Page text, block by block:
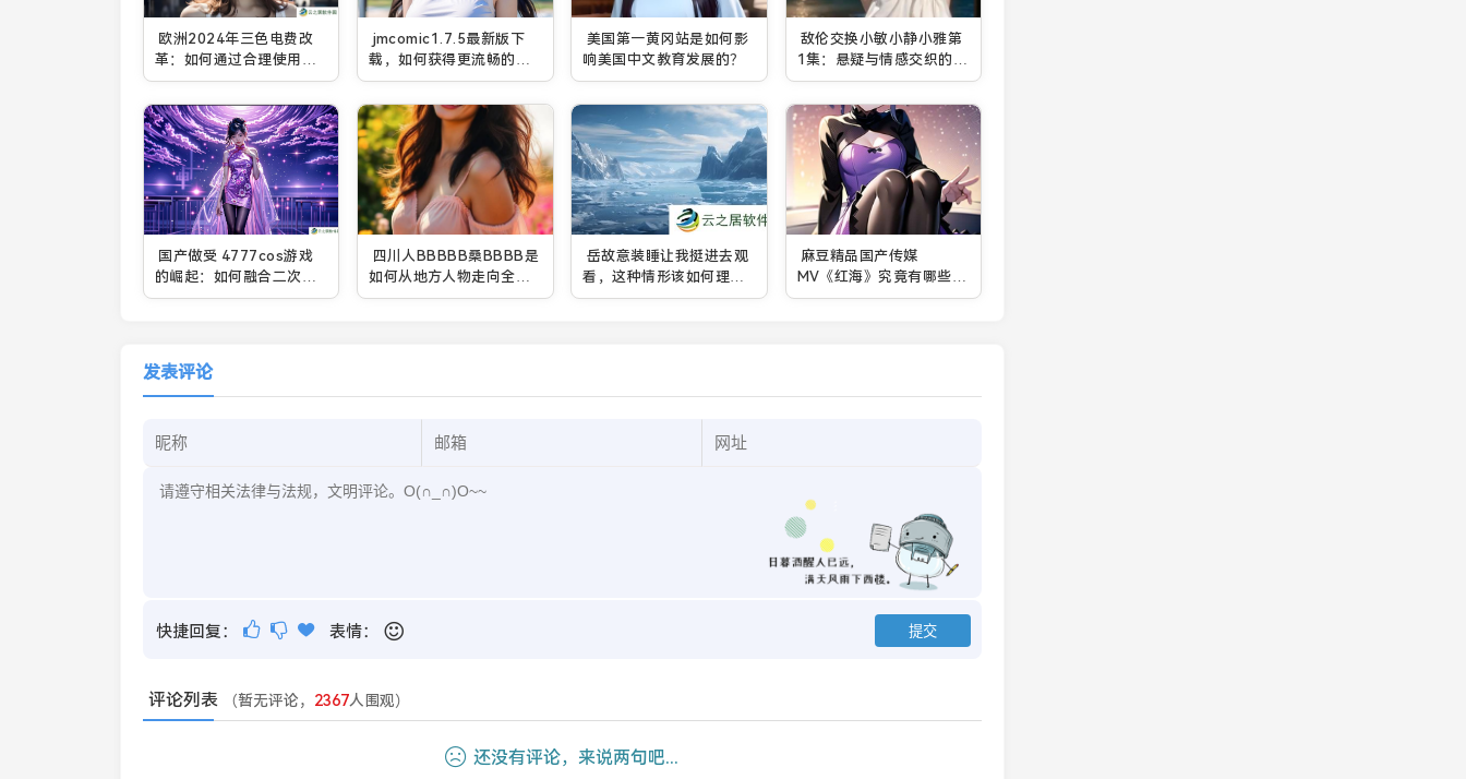
欧洲2024年三色电费改
革：如何通过合理使用低
峰电价来节省电费开支？
jmcomic1.7.5最新版下
载，如何获得更流畅的漫
画阅读体验？
美国第一黄冈站是如何影
响美国中文教育发展的？
敌伦交换小敏小静小雅第
1集：悬疑与情感交织的初
始篇章，谁能脱颖而出？
国产做受 4777cos游戏
的崛起：如何融合二次元
文化与现代游戏玩法
四川人BBBBB桑BBBB是
如何从地方人物走向全国
影响力的？了解他的成功
岳故意装睡让我挺进去观
看，这种情形该如何理解
和处理？
麻豆精品国产传媒
MV《红海》究竟有哪些精
彩之处？从艺术到剧情深
发表评论
快捷回复： 表情：
评论列表 （暂无评论， 2367人围观）
还没有评论，来说两句吧...